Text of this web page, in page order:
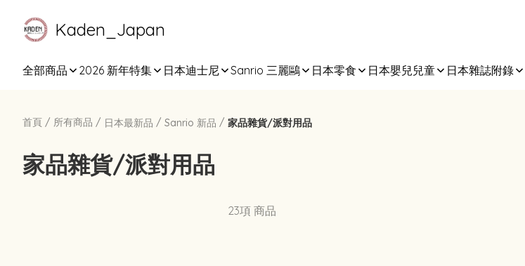
Kaden_Japan
全部商品 2026 新年特集 日本迪士尼 Sanrio 三麗鷗 日本零食 日本嬰兒兒童 日本雜誌附錄
首頁 / 所有商品 / 日本最新品 / Sanrio 新品 / 家品雜貨/派對用品
家品雜貨/派對用品
23項 商品